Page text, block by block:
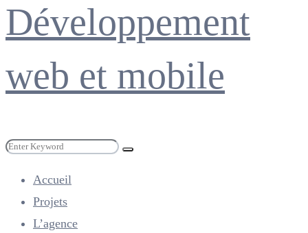
Développement
web et mobile
Search
Search
Accueil
Projets
L’agence